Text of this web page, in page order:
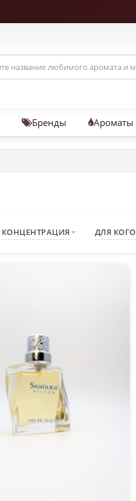
Бренды Ароматы
КОНЦЕНТРАЦИЯ ДЛЯ КОГО